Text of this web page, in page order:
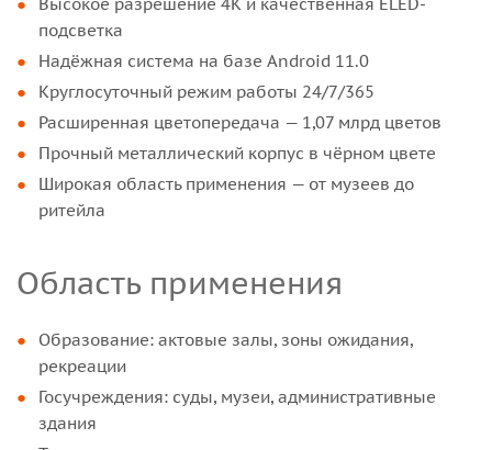
подсветка
Надёжная система на базе Android 11.0
Круглосуточный режим работы 24/7/365
Расширенная цветопередача — 1,07 млрд цветов
Прочный металлический корпус в чёрном цвете
Широкая область применения — от музеев до
ритейла
Область применения
Образование: актовые залы, зоны ожидания,
рекреации
Госучреждения: суды, музеи, административные
здания